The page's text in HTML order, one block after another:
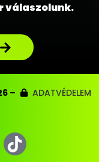
válaszolunk.
–
ADATVÉDELEM